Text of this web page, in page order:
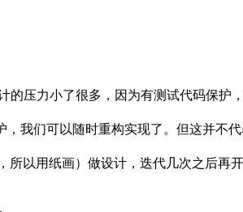
的压力小了很多，因为有测试代码保护
我们可以随时重构实现了。但这并不
所以用纸画）做设计，迭代几次之后